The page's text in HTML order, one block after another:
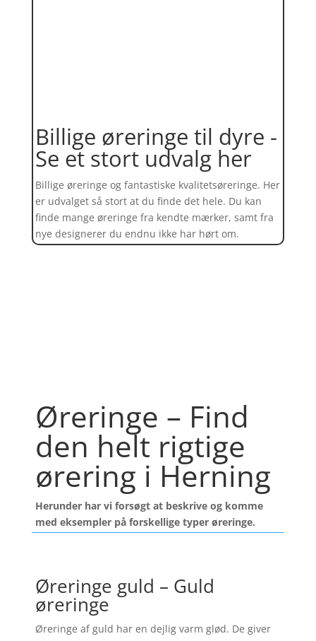
Billige øreringe til dyre -
Se et stort udvalg her
Billige øreringe og fantastiske kvalitetsøreringe. Her
er udvalget så stort at du finde det hele. Du kan
finde mange øreringe fra kendte mærker, samt fra
nye designerer du endnu ikke har hørt om.
Øreringe – Find
den helt rigtige
ørering i Herning
Herunder har vi forsøgt at beskrive og komme
med eksempler på forskellige typer øreringe.
Øreringe guld – Guld
øreringe
Øreringe af guld har en dejlig varm glød. De giver